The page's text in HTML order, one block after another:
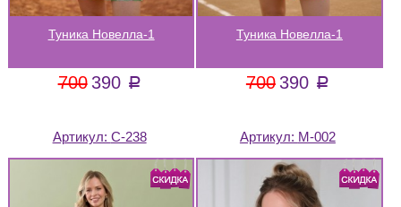
Туника Новелла-1
700 390 a
Туника Новелла-1
700 390 a
Артикул: С-238 Артикул: М-002